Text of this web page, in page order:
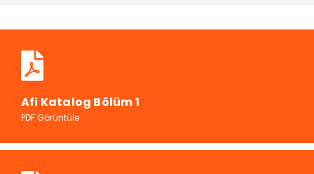
Afi Katalog Bölüm 1
PDF Görüntüle